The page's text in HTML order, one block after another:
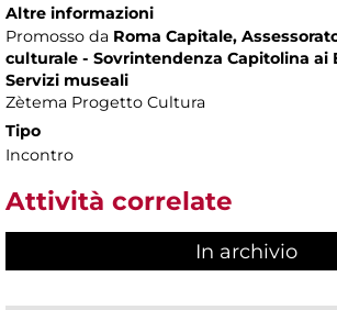
Altre informazioni
Promosso da Roma Capitale,
culturale - Sovrintendenza Capitolina ai
Servizi museali
Zètema Progetto Cultura
Tipo
Incontro
Attività correlate
In archivio